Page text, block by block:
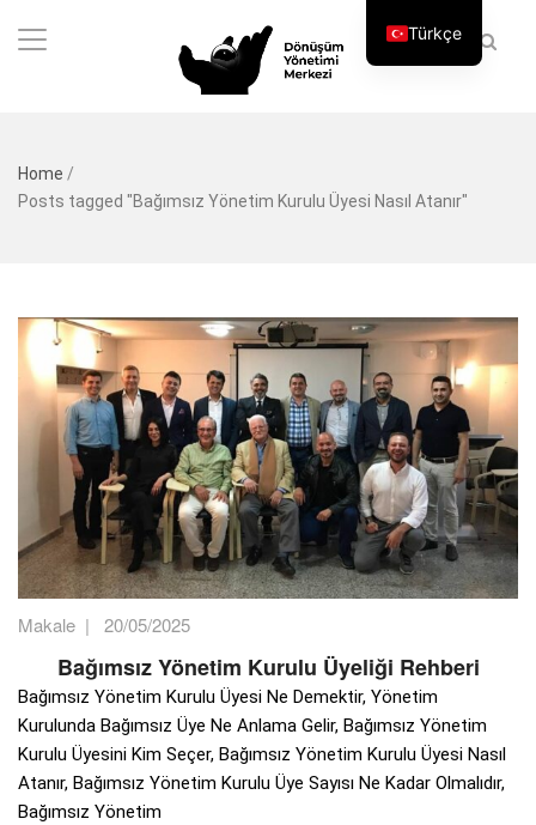
Home /
Posts tagged "Bağımsız Yönetim Kurulu Üyesi Nasıl Atanır"
Makale | 20/05/2025
Bağımsız Yönetim Kurulu Üyeliği Rehberi
Bağımsız Yönetim Kurulu Üyesi Ne Demektir, Yönetim
Kurulunda Bağımsız Üye Ne Anlama Gelir, Bağımsız Yönetim
Kurulu Üyesini Kim Seçer, Bağımsız Yönetim Kurulu Üyesi Nasıl
Atanır, Bağımsız Yönetim Kurulu Üye Sayısı Ne Kadar Olmalıdır,
Bağımsız Yönetim
Türkçe